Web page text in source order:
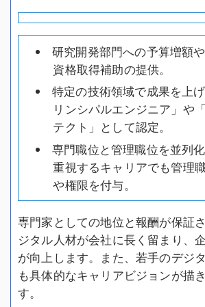
研究開発部門への予算増額
資格取得補助の提供。
特定の技術領域で成果を上
リンシパルエンジニア」や
テクト」として認定。
専門職位と管理職位を並列
重視するキャリアでも管理
や権限を付与。
専門家としての地位と報酬が保証
ジタル人材が会社に長く留まり、
が向上します。また、若手のデジ
も具体的なキャリアビジョンが描
す。